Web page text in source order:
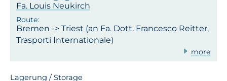
Fa. Louis Neukirch
Bremen -> Triest (an Fa. Dott. Francesco Reitter,
Trasporti Internationale)
more
Lagerung / Storage